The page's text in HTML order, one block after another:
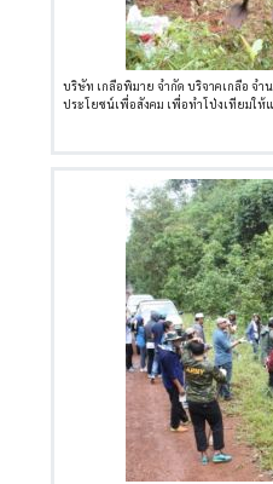
บริษัท เกลือพิมาย จำกัด บริจาคเกลือ จ
ประโยชน์เพื่อสังคม เพื่อทำโป่งเทียมใ